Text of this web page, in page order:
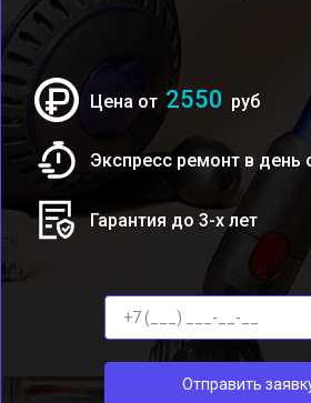
Цена от 2550 руб
Экспресс ремонт в день
Гарантия до 3-х лет
Отправить